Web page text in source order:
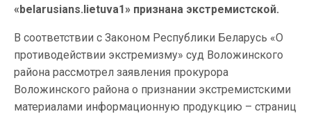
«belarusians.lietuva1» признана экстремистской.
В соответствии с Законом Республики Беларусь «О
противодействии экстремизму» суд Воложинского
района рассмотрел заявления прокурора
Воложинского района о признании экстремистскими
материалами информационную продукцию – страниц